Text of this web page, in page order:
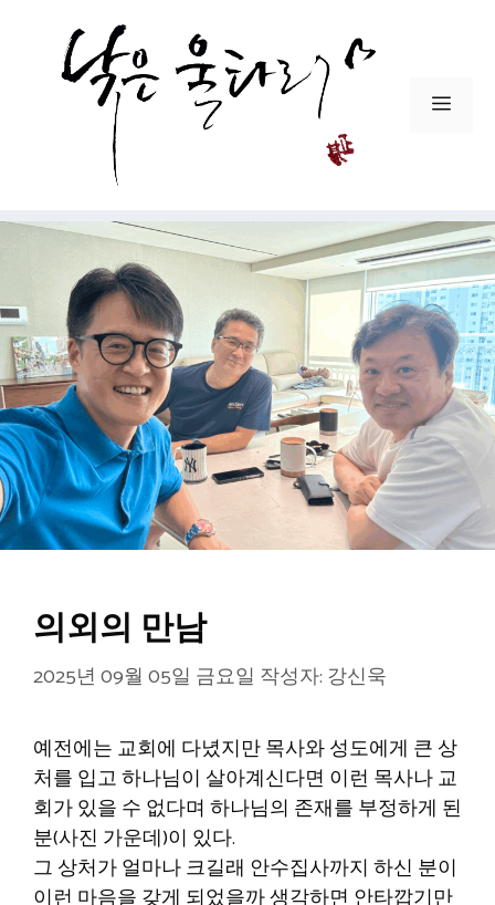
기
메
의외의 만남
2025년 09월 05일 금요일 작성자: 강신욱
예전에는 교회에 다녔지만 목사와 성도에게 큰 상
처를 입고 하나님이 살아계신다면 이런 목사나 교
회가 있을 수 없다며 하나님의 존재를 부정하게 된
분(사진 가운데)이 있다.
그 상처가 얼마나 크길래 안수집사까지 하신 분이